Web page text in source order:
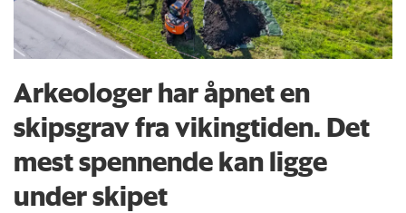
Arkeologer har åpnet en
skipsgrav fra vikingtiden. Det
mest spennende kan ligge
under skipet